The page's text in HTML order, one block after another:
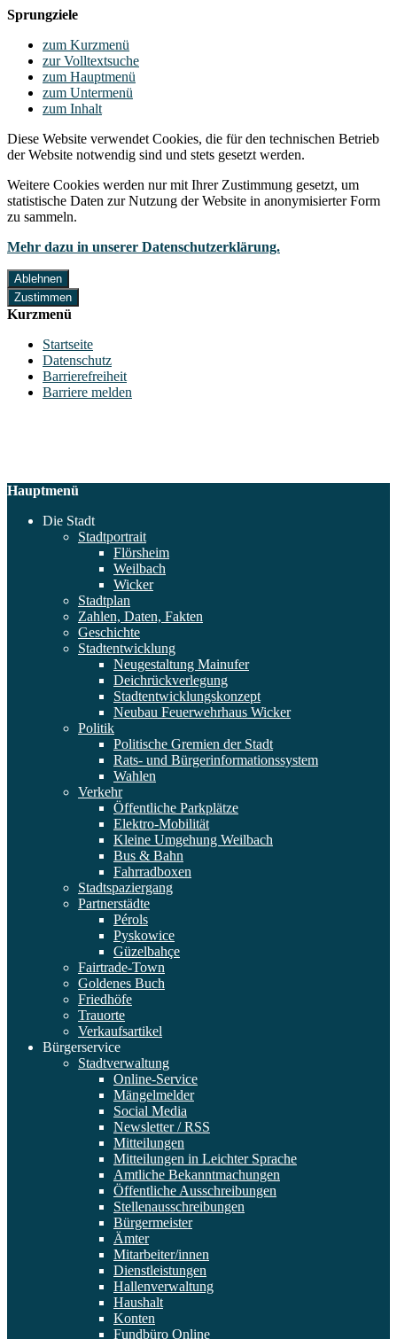
Sprungziele
zum Kurzmenü
zur Volltextsuche
zum Hauptmenü
zum Untermenü
zum Inhalt
Diese Website verwendet Cookies, die für den technischen Betrieb
der Website notwendig sind und stets gesetzt werden.
Weitere Cookies werden nur mit Ihrer Zustimmung gesetzt, um
statistische Daten zur Nutzung der Website in anonymisierter Form
zu sammeln.
Mehr dazu in unserer Datenschutzerklärung.
Ablehnen
Zustimmen
Kurzmenü
Startseite
Datenschutz
Barrierefreiheit
Barriere melden
Hauptmenü
Die Stadt
Stadtportrait
Flörsheim
Weilbach
Wicker
Stadtplan
Zahlen, Daten, Fakten
Geschichte
Stadtentwicklung
Neugestaltung Mainufer
Deichrückverlegung
Stadtentwicklungskonzept
Neubau Feuerwehrhaus Wicker
Politik
Politische Gremien der Stadt
Rats- und Bürgerinformationssystem
Wahlen
Verkehr
Öffentliche Parkplätze
Elektro-Mobilität
Kleine Umgehung Weilbach
Bus & Bahn
Fahrradboxen
Stadtspaziergang
Partnerstädte
Pérols
Pyskowice
Güzelbahçe
Fairtrade-Town
Goldenes Buch
Friedhöfe
Trauorte
Verkaufsartikel
Bürgerservice
Stadtverwaltung
Online-Service
Mängelmelder
Social Media
Newsletter / RSS
Mitteilungen
Mitteilungen in Leichter Sprache
Amtliche Bekanntmachungen
Öffentliche Ausschreibungen
Stellenausschreibungen
Bürgermeister
Ämter
Mitarbeiter/innen
Dienstleistungen
Hallenverwaltung
Haushalt
Konten
Fundbüro Online